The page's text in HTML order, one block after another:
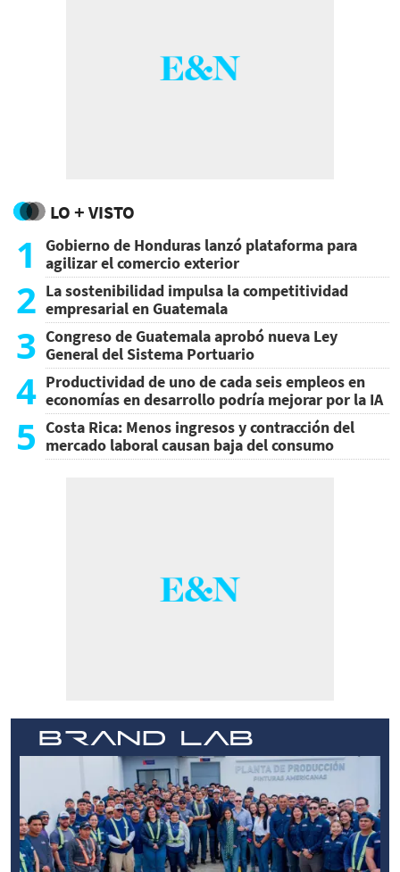
LO + VISTO
1
Gobierno de Honduras lanzó plataforma para
agilizar el comercio exterior
2 La sostenibilidad impulsa la competitividad
empresarial en Guatemala
3 Congreso de Guatemala aprobó nueva Ley
General del Sistema Portuario
4 Productividad de uno de cada seis empleos en
economías en desarrollo podría mejorar por la IA
5 Costa Rica: Menos ingresos y contracción del
mercado laboral causan baja del consumo